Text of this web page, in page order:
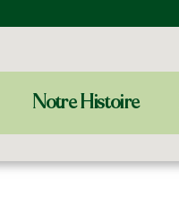
Notre Histoire